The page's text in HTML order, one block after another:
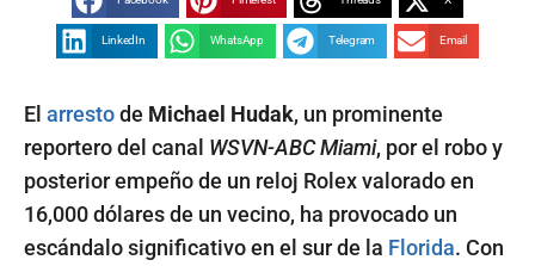
LinkedIn WhatsApp Telegram Email
El arrestode Michael Hudak, un prominente
reportero del canal WSVN-ABC Miami, por el robo y
posterior empeño de un reloj Rolex valorado en
16,000 dólares de un vecino, ha provocado un
escándalo significativo en el sur de la Florida. Con